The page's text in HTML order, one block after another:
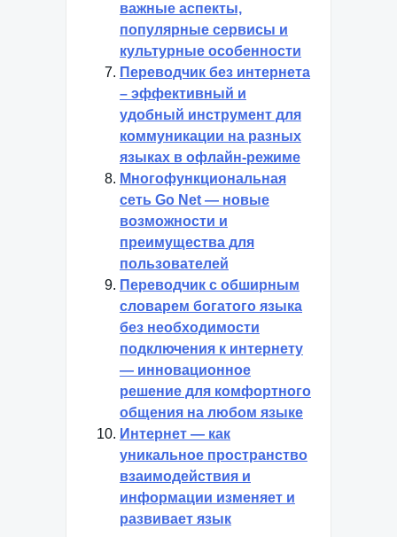
важные аспекты,
популярные сервисы и
культурные особенности
Переводчик без интернета
– эффективный и
удобный инструмент для
коммуникации на разных
языках в офлайн-режиме
Многофункциональная
сеть Go Net — новые
возможности и
преимущества для
пользователей
Переводчик с обширным
словарем богатого языка
без необходимости
подключения к интернету
— инновационное
решение для комфортного
общения на любом языке
Интернет — как
уникальное пространство
взаимодействия и
информации изменяет и
развивает язык